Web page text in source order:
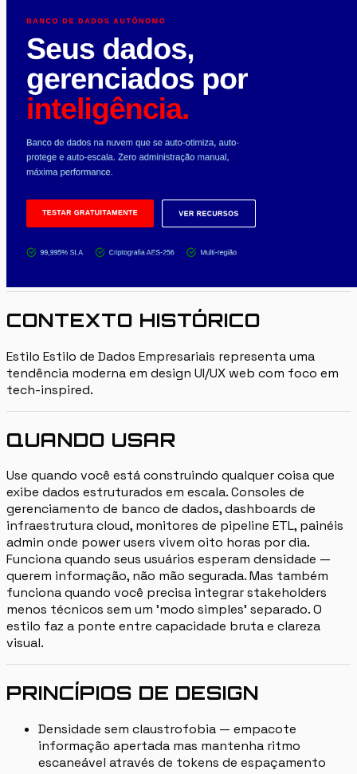
CONTEXTO HISTÓRICO
Estilo Estilo de Dados Empresariais representa uma
tendência moderna em design UI/UX web com foco em
tech-inspired.
QUANDO USAR
Use quando você está construindo qualquer coisa que
exibe dados estruturados em escala. Consoles de
gerenciamento de banco de dados, dashboards de
infraestrutura cloud, monitores de pipeline ETL, painéis
admin onde power users vivem oito horas por dia.
Funciona quando seus usuários esperam densidade —
querem informação, não mão segurada. Mas também
funciona quando você precisa integrar stakeholders
menos técnicos sem um 'modo simples' separado. O
estilo faz a ponte entre capacidade bruta e clareza
visual.
PRINCÍPIOS DE DESIGN
Densidade sem claustrofobia — empacote
informação apertada mas mantenha ritmo
escaneável através de tokens de espaçamento